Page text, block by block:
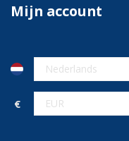
Mijn account
€